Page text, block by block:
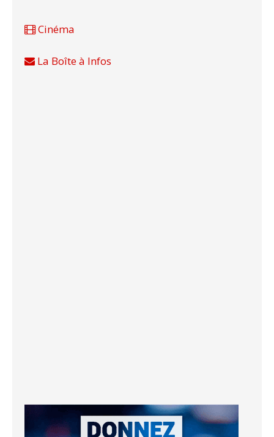
Cinéma
La Boîte à Infos